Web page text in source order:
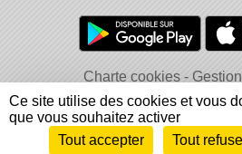
Charte cookies
Informations légales
Signaler
Envie de participer ?
Ce site utilise des cookies et vous
que vous souhaitez activer
Tout accepter
Tout